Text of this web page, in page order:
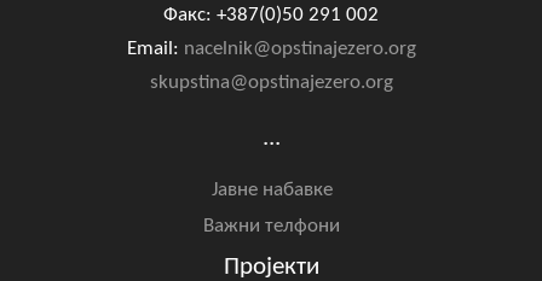
Факс: +387(0)50 291 002
Email: nacelnik@opstinajezero.org
skupstina@opstinajezero.org
...
Јавне набавке
Важни телфони
Пројекти